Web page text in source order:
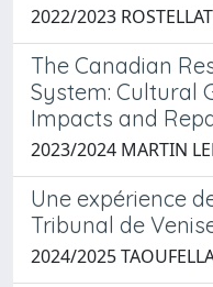
2022/2023
The Canadian
System: Cultural
Impacts and
2023/2024 MARTIN
Une expérience
Tribunal de
2024/2025